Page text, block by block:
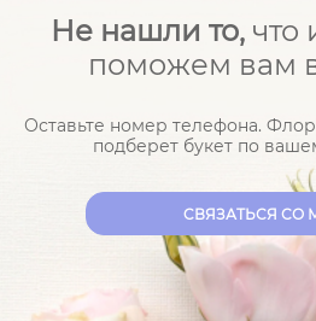
Не нашли то, что
поможем вам
Оставьте номер телефона.
подберет букет по
CВЯЗАТЬСЯ СО